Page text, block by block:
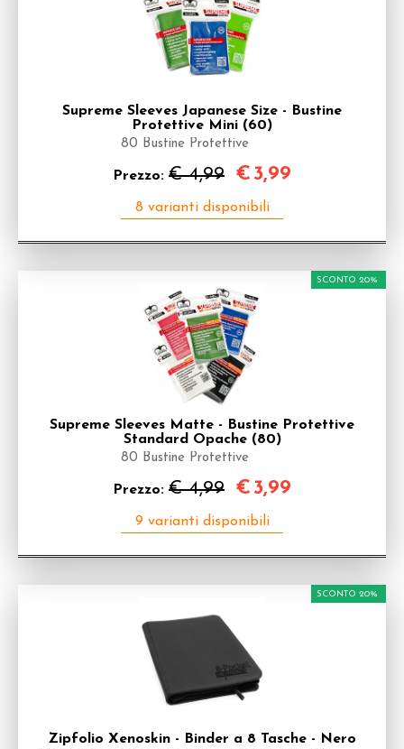
Supreme Sleeves Japanese Size - Bustine
Protettive Mini (60)
80 Bustine Protettive
Prezzo: € 4,99 € 3,99
Supreme Sleeves Matte - Bustine Protettive
Standard Opache (80)
80 Bustine Protettive
Prezzo: € 4,99
SCONTO 20%
€ 3,99
Zipfolio Xenoskin - Binder a 8 Tasche - Nero
SCONTO 20%